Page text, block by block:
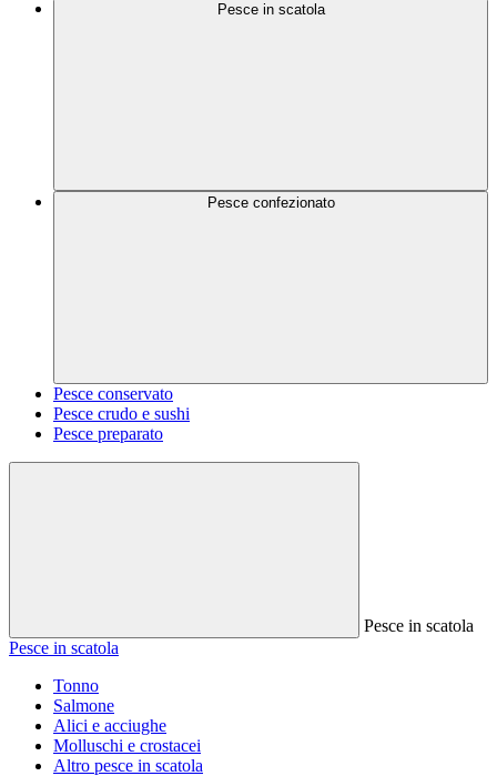
Pesce in scatola
Pesce confezionato
Pesce conservato
Pesce crudo e sushi
Pesce preparato
Pesce in scatola
Pesce in scatola
Tonno
Salmone
Alici e acciughe
Molluschi e crostacei
Altro pesce in scatola